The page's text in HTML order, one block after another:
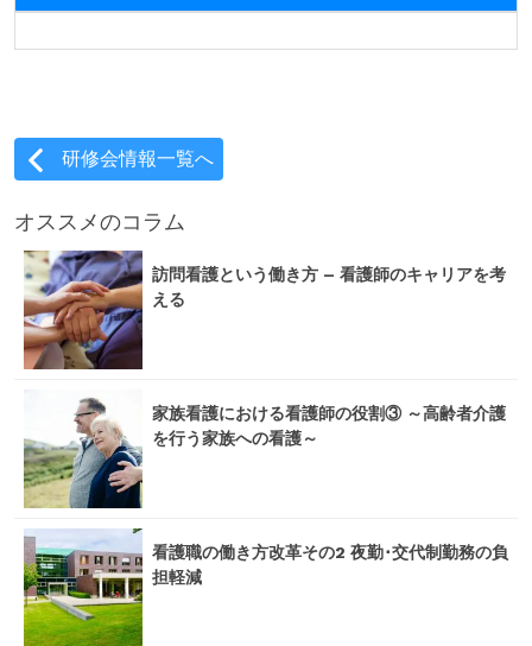
研修会情報一覧へ
オススメのコラム
訪問看護という働き方 – 看護師のキャリアを考
える
家族看護における看護師の役割③ ～高齢者介護
を行う家族への看護～
看護職の働き方改革その2 夜勤･交代制勤務の負
担軽減